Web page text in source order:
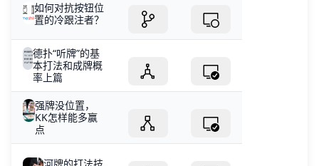
如何对抗按钮位
置的冷跟注者？
德扑“听牌”的基
本打法和成牌概
率上篇
强牌没位置，
KK怎样能多赢
点